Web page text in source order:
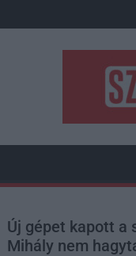
to
Új gépet kapott a
Mihály nem